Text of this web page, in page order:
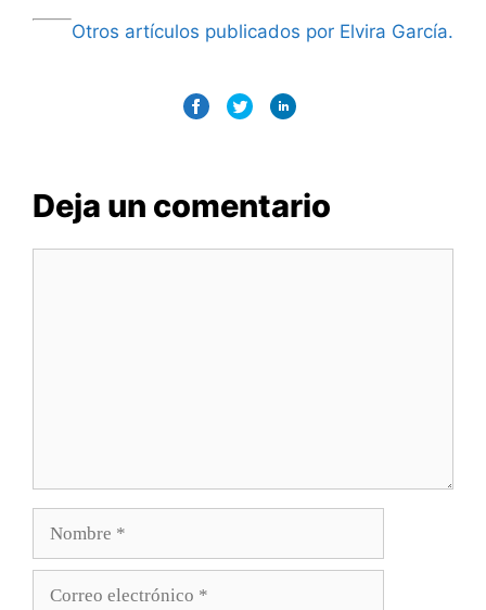
Otros artículos publicados por Elvira García.
Deja un comentario